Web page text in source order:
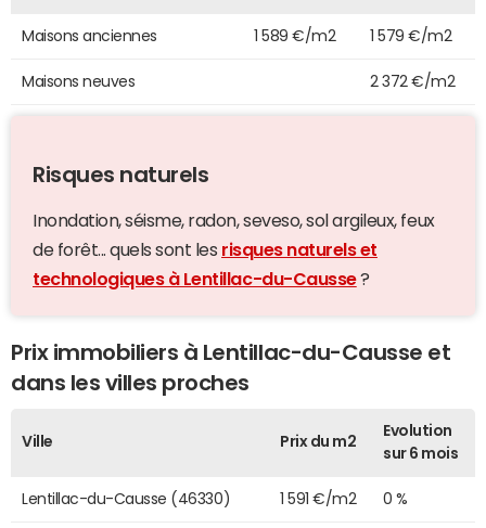
Maisons anciennes 1 589 €/m2 1 579 €/m2
Maisons neuves 2 372 €/m2
Risques naturels
Inondation, séisme, radon, seveso, sol argileux, feux
de forêt... quels sont les risques naturels et
technologiques à Lentillac-du-Causse?
Prix immobiliers à Lentillac-du-Causse et
dans les villes proches
Ville Prix du m2
Evolution
sur 6 mois
Lentillac-du-Causse (46330) 1 591 €/m2 0 %